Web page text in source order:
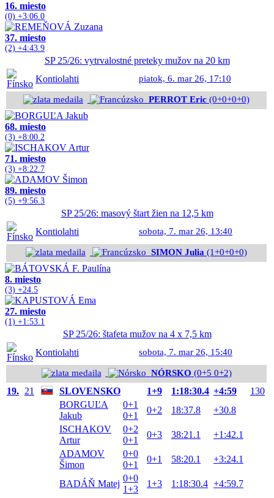
16. miesto
(0) +3:06.0
37. miesto
(2) +4:43.9
SP 25/26: vytrvalostné preteky mužov na 20 km
Kontiolahti
piatok, 6. mar 26, 17:10
PERROT Eric (0+0+0+0)
68. miesto
(3) +8:00.2
71. miesto
(3) +8:22.7
89. miesto
(5) +9:56.3
SP 25/26: masový štart žien na 12,5 km
Kontiolahti
sobota, 7. mar 26, 13:40
SIMON Julia (1+0+0+0)
8. miesto
(3) +24.5
27. miesto
(1) +1:53.1
SP 25/26: štafeta mužov na 4 x 7,5 km
Kontiolahti
sobota, 7. mar 26, 15:40
NÓRSKO (0+5 0+2)
19. 21 SLOVENSKO 1+9 1:18:30.4 +4:59
130
BORGUĽA
Jakub
0+1
0+1
0+2 18:37.8
+30.8
ISCHAKOV
Artur
0+2
0+1
0+3 38:21.1
+1:42.1
ADAMOV
Šimon
0+0
0+1
0+1 58:20.1 +3:24.1
BADÁŇ Matej
0+0
1+3
1+3 1:18:30.4 +4:59.7